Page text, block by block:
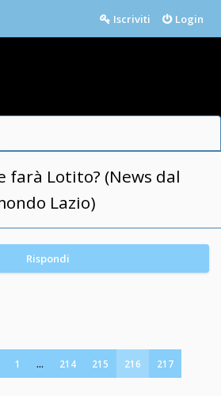
Login
Iscriviti
farà Lotito? (News dal
Lazio)
Rispondi
1 … 214 215 216 217